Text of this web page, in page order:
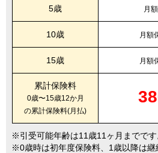
5歳 月
10歳 月額
15歳 月額
累計保険料
0歳〜15歳12か月
の累計保険料(月払)
引受可能年齢は11歳11ヶ月までです
0歳時は初年度保険料、1歳以降は